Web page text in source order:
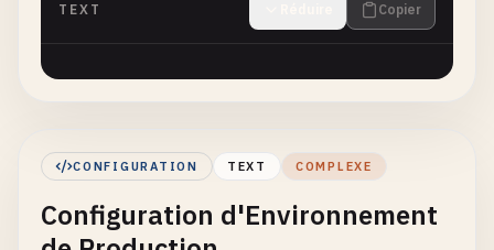
TEXT Copier
CONFIGURATION TEXT COMPLEXE
Configuration d'Environnement